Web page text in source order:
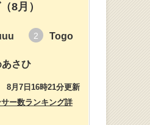
8月）
2 Togo
さひ
8月7日16時21分更新
ー数ランキング詳